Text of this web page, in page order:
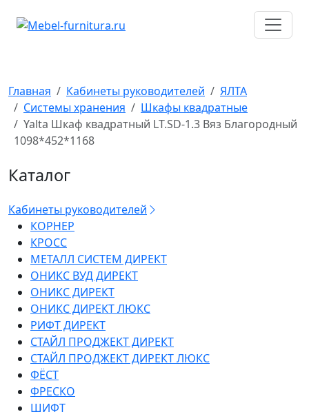
Главная Кабинеты руководителей
ЯЛТА
Системы хранения
Шкафы квадратные
Yalta Шкаф квадратный LT.SD-1.3 Вяз Благородный
1098*452*1168
Каталог
Кабинеты руководителей
КОРНЕР
КРОСС
МЕТАЛЛ СИСТЕМ ДИРЕКТ
ОНИКС ВУД ДИРЕКТ
ОНИКС ДИРЕКТ
ОНИКС ДИРЕКТ ЛЮКС
РИФТ ДИРЕКТ
СТАЙЛ ПРОДЖЕКТ ДИРЕКТ
СТАЙЛ ПРОДЖЕКТ ДИРЕКТ ЛЮКС
ФЁСТ
ФРЕСКО
ШИФТ